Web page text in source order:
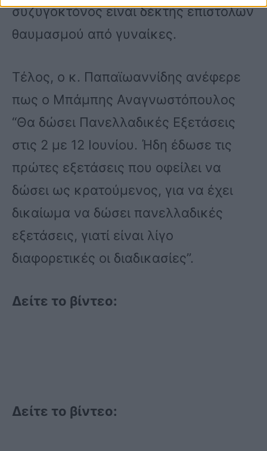
συζυγοκτόνος είναι δέκτης επιστολών
θαυμασμού από γυναίκες.
Τέλος, ο κ. Παπαϊωαννίδης ανέφερε
πως ο Μπάμπης Αναγνωστόπουλος
“Θα δώσει Πανελλαδικές Εξετάσεις
στις 2 με 12 Ιουνίου. Ήδη έδωσε τις
πρώτες εξετάσεις που οφείλει να
δώσει ως κρατούμενος, για να έχει
δικαίωμα να δώσει πανελλαδικές
εξετάσεις, γιατί είναι λίγο
διαφορετικές οι διαδικασίες”.
Δείτε το βίντεο:
Δείτε το βίντεο: